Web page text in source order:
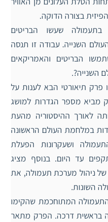
בצורה הדוקה.
שעשו הבריטים
השנייה. עבודה זו תנסה
הבריטים והאמריקאים
השנייה?.
פרק תיאורטי הבא לענות על
מביא מספר הגדרות למושג
לאורך ההיסטוריה מהעת
במלחמת העולם הראשונה
ושעקרונות הפעלת
‫במהלכה תקפים עד היום. בנוסף מציג
ניהול מערכת תעמולה, את
השונות.
המתוחכמת שהקימו
בראשית דרכה. הפרק מתאר